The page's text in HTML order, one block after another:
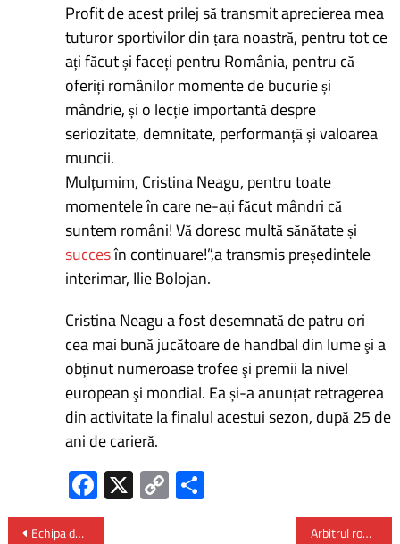
Profit de acest prilej să transmit aprecierea mea
tuturor sportivilor din țara noastră, pentru tot ce
ați făcut și faceți pentru România, pentru că
oferiți românilor momente de bucurie și
mândrie, și o lecție importantă despre
seriozitate, demnitate, performanță și valoarea
muncii.
Mulțumim, Cristina Neagu, pentru toate
momentele în care ne-ați făcut mândri că
suntem români! Vă doresc multă sănătate și
succesîn continuare!”,a transmis președintele
interimar, Ilie Bolojan.
Cristina Neagu a fost desemnată de patru ori
cea mai bună jucătoare de handbal din lume şi a
obținut numeroase trofee şi premii la nivel
european şi mondial. Ea și-a anunțat retragerea
din activitate la finalul acestui sezon, după 25 de
ani de carieră.
Fa
ce
X C
o
Echipa de volei feminin a UOC a cucerit titlul de campioană națională universitară 2025 Arbitrul român Istvan Kovacs va arbitra finala Ligii Campionilor la fotbal 2025